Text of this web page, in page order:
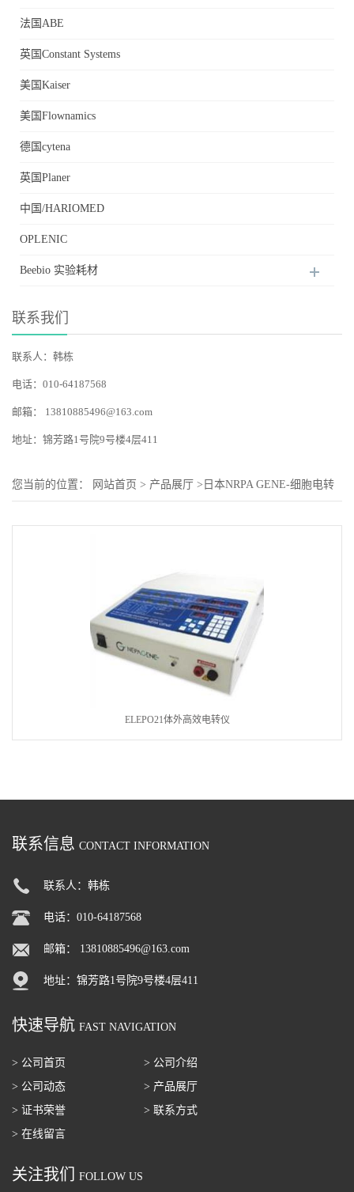
法国ABE
英国Constant Systems
美国Kaiser
美国Flownamics
德国cytena
英国Planer
中国/HARIOMED
OPLENIC
Beebio 实验耗材
联系我们
联系人：韩栋
电话：010-64187568
邮箱： 13810885496@163.com
地址：锦芳路1号院9号楼4层411
您当前的位置： 网站首页 > 产品展厅 > 日本NRPA GENE-细胞电转
ELEPO21体外高效电转仪
联系信息 CONTACT INFORMATION
联系人：韩栋
电话：010-64187568
邮箱： 13810885496@163.com
地址：锦芳路1号院9号楼4层411
快速导航 FAST NAVIGATION
> 公司首页
> 公司介绍
> 公司动态
> 产品展厅
> 证书荣誉
> 联系方式
> 在线留言
关注我们 FOLLOW US